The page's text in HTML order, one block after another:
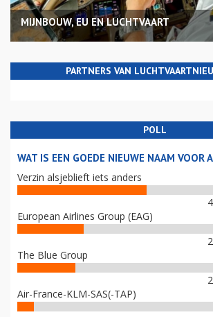
MIJNBOUW, EU EN LUCHTVAART
PARTNERS VAN
POLL
WAT IS EEN GOEDE NIEUWE NAAM VOOR
Verzin alsjeblieft iets anders
European Airlines Group (EAG)
The Blue Group
Air-France-KLM-SAS(-TAP)